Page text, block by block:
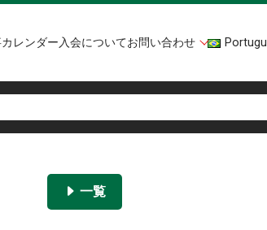
レンダー入会についてお問い合わせ
一覧